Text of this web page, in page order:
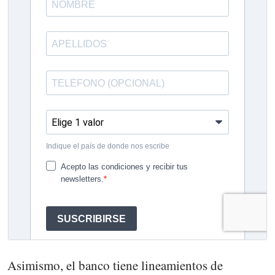
Asimismo, el banco tiene lineamientos de